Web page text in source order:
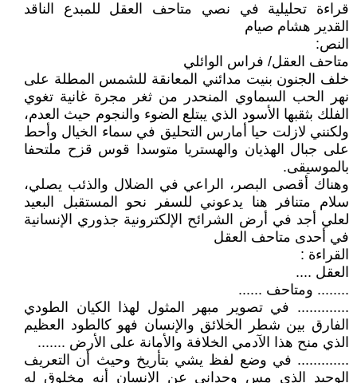
قراءة تحليلية في نصي متاحف العقل للمبدع الناقد
القدير هشام صيام
النص:
متاحف العقل/ فراس الوائلي
خلف الجنون بنيت مدائني المعانقة للشمس المطلة على
نهر الحب السماوي المنحدر من ثغر مجرة غانية تغوي
الفلك بثقبها الأسود الذي يبتلع الضوء والنجوم حيث العدم،
ولكنني لازلت حيا أمارس التحليق في سماء الخيال وأحط
على جبال الهذيان والهستريا متوسدا قوس قزح ملتحفا
بالموسيقى.
وهناك أقصى البصر، الراعي في الضلال والذئب يصلي،
سلام متنافر هنا يدعوني للسفر نحو المستقبل البعيد
لعلي أجد في أرض الشرائح الإلكترونية جذوري الإنسانية
في أحدى متاحف العقل
القراءة :
العقل ....
........ ومتاحف ......
............. في تصوير مبهر المثول لهذا الكيان الطودي
الفارق بين شطر الخلائق والإنسان فهو كالطود العظيم
الذي منح هذا الآدمي الخلافة والأمانة على الأرض .......
............. في وضع لفظ يشي بتأريخ وحيث أن التعريف
الوحيد الذي مس وجداني عن الإنسان أنه مخلوق له